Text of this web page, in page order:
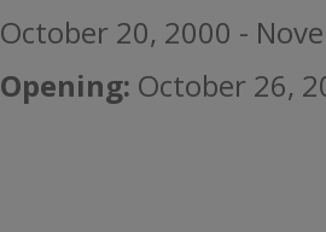
October 20, 2000 -
Opening: October 26,